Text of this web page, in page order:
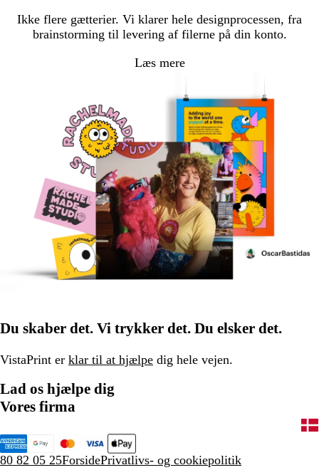
Ikke flere gætterier. Vi klarer hele designprocessen, fra
brainstorming til levering af filerne på din konto.
Læs mere
Du skaber det. Vi trykker det. Du elsker det.
VistaPrint er klar til at hjælpe dig hele vejen.
Lad os hjælpe dig
Vores firma
80 82 05 25ForsidePrivatlivs- og cookiepolitik